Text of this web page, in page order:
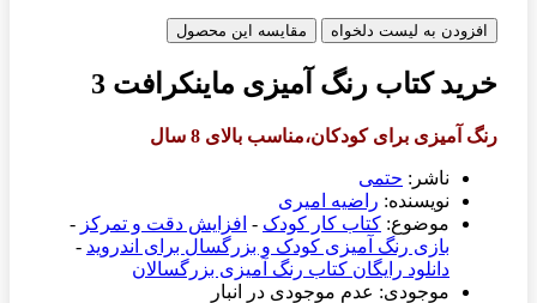
افزودن به لیست دلخواه مقایسه این محصول
خرید کتاب رنگ آمیزی ماینکرافت 3
رنگ آمیزی برای کودکان،مناسب بالای 8 سال
ناشر: حتمی
نویسنده: راضیه امیری
موضوع: کتاب کار کودک - افزایش دقت و تمرکز -
بازی رنگ آمیزی کودک و بزرگسال برای اندروید -
دانلود رایگان کتاب رنگ آمیزی بزرگسالان
موجودی: عدم موجودی در انبار